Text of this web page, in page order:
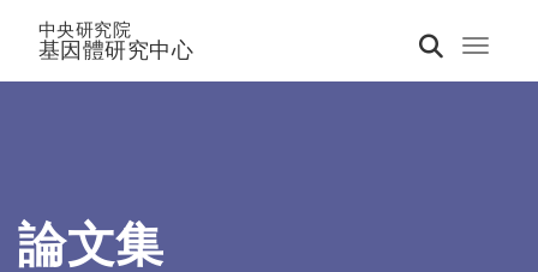
Toggle
中央研究院
基因體研究中心
論文集